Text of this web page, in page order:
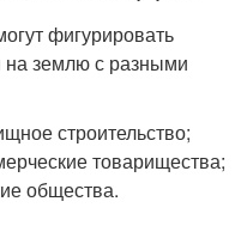
фигурировать
на землю с разными
строительство;
товарищества;
общества.